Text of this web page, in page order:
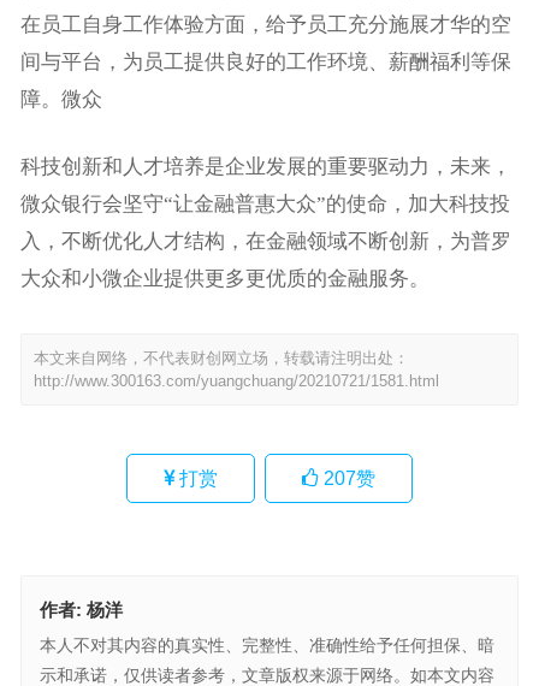
在员工自身工作体验方面，给予员工充分施展才华的空
间与平台，为员工提供良好的工作环境、薪酬福利等保
障。 微众
科技创新和人才培养是企业发展的重要驱动力，未来，
微众银行会坚守“让金融普惠大众”的使命，加大科技投
入，不断优化人才结构，在金融领域不断创新，为普罗
大众和小微企业提供更多更优质的金融服务。
本文来自网络，不代表财创网立场，转载请注明出处：
http://www.300163.com/yuangchuang/20210721/1581.html
打赏 207赞
作者: 杨洋
本人不对其内容的真实性、完整性、准确性给予任何担保、暗
示和承诺，仅供读者参考，文章版权来源于网络。如本文内容